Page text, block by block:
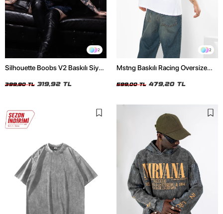
2
Silhouette Boobs V2 Baskılı Siyah
399,90 TL 319,92 TL
2
Mstng Baskılı Racing Oversize
599,00 TL 479,20 TL